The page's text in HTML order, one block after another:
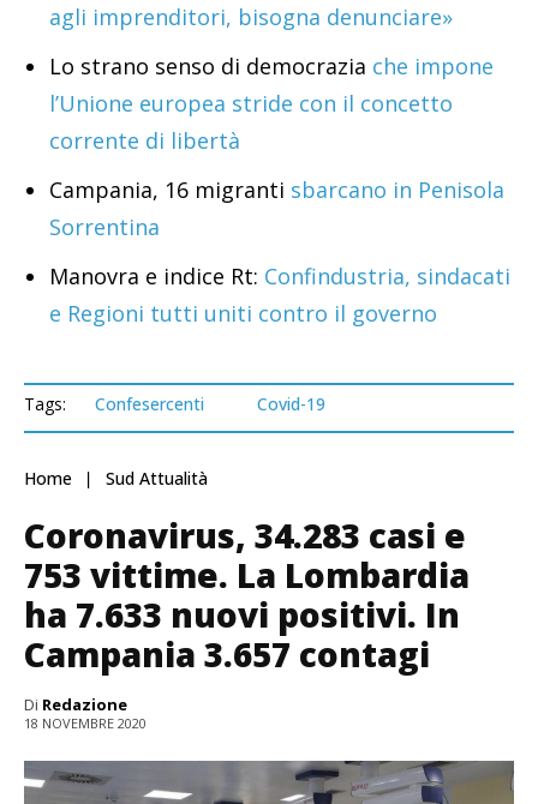
agli imprenditori, bisogna denunciare»
Lo strano senso di democrazia che impone
l’Unione europea stride con il concetto
corrente di libertà
Campania, 16 migranti sbarcano in Penisola
Sorrentina
Manovra e indice Rt: Confindustria, sindacati
e Regioni tutti uniti contro il governo
Tags: Confesercenti Covid-19
Home Sud Attualità
Coronavirus, 34.283 casi e
753 vittime. La Lombardia
ha 7.633 nuovi positivi. In
Campania 3.657 contagi
Di Redazione
18 NOVEMBRE 2020